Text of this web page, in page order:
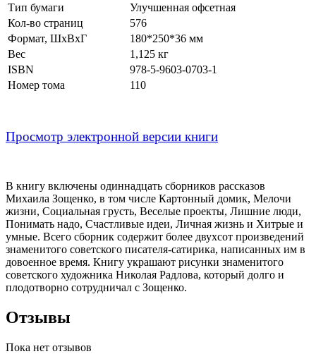
Тип бумаги
Улучшенная офсетная
Кол-во страниц
576
Формат, ШхВхГ
180*250*36 мм
Вес
1,125 кг
ISBN
978-5-9603-0703-1
Номер тома
110
Просмотр электронной версии книги
В книгу включены одиннадцать сборников рассказов
Михаила Зощенко, в том числе Картонный домик, Мелочи
жизни, Социальная грусть, Веселые проекты, Лишние люди,
Понимать надо, Счастливые идеи, Личная жизнь и Хитрые и
умные. Всего сборник содержит более двухсот произведений
знаменитого советского писателя-сатирика, написанных им в
довоенное время. Книгу украшают рисунки знаменитого
советского художника Николая Радлова, который долго и
плодотворно сотрудничал с Зощенко.
Отзывы
Пока нет отзывов